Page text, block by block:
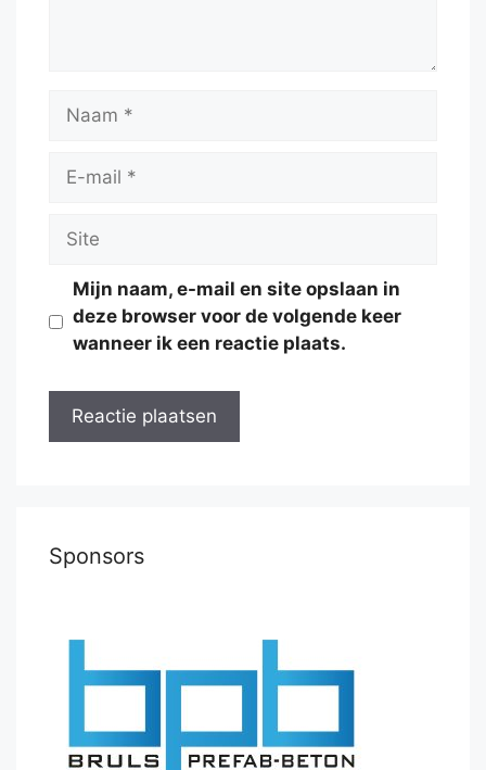
Naam
Site
Mijn naam, e-mail en site opslaan in
deze browser voor de volgende keer
wanneer ik een reactie plaats.
Sponsors